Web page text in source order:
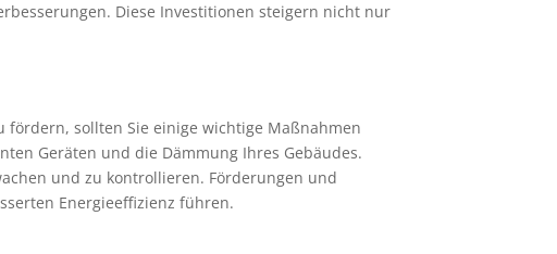
Diese Investitionen steigern nicht nur
fördern, sollten Sie einige wichtige Maßnahmen
Geräten und die Dämmung Ihres Gebäudes.
und zu kontrollieren. Förderungen und
Energieeffizienz führen.